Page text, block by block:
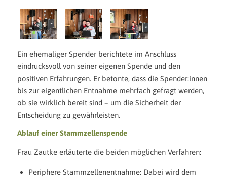
Ein ehemaliger Spender berichtete im Anschluss
eindrucksvoll von seiner eigenen Spende und den
positiven Erfahrungen. Er betonte, dass die Spender:innen
bis zur eigentlichen Entnahme mehrfach gefragt werden,
ob sie wirklich bereit sind – um die Sicherheit der
Entscheidung zu gewährleisten.
Ablauf einer Stammzellenspende
Frau Zautke erläuterte die beiden möglichen Verfahren:
Periphere Stammzellenentnahme: Dabei wird dem